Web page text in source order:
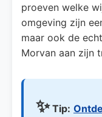
proeven welke
omgeving zijn
maar ook de
Morvan aan zijn
✨Tip: